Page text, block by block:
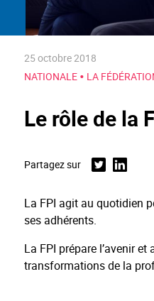
25 octobre 2018
NATIONALE • LA
Le rôle de la
Partagez sur TwitterLinkedin
La FPI agit au quotidien
ses adhérents.
La FPI prépare l’avenir
transformations de la